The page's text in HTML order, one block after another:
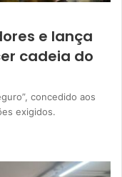
e lança
cadeia do
concedido aos
exigidos.